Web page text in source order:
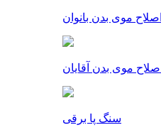
اصلاح موی بدن بانوان
اصلاح موی بدن آقایان
سنگ پا برقی